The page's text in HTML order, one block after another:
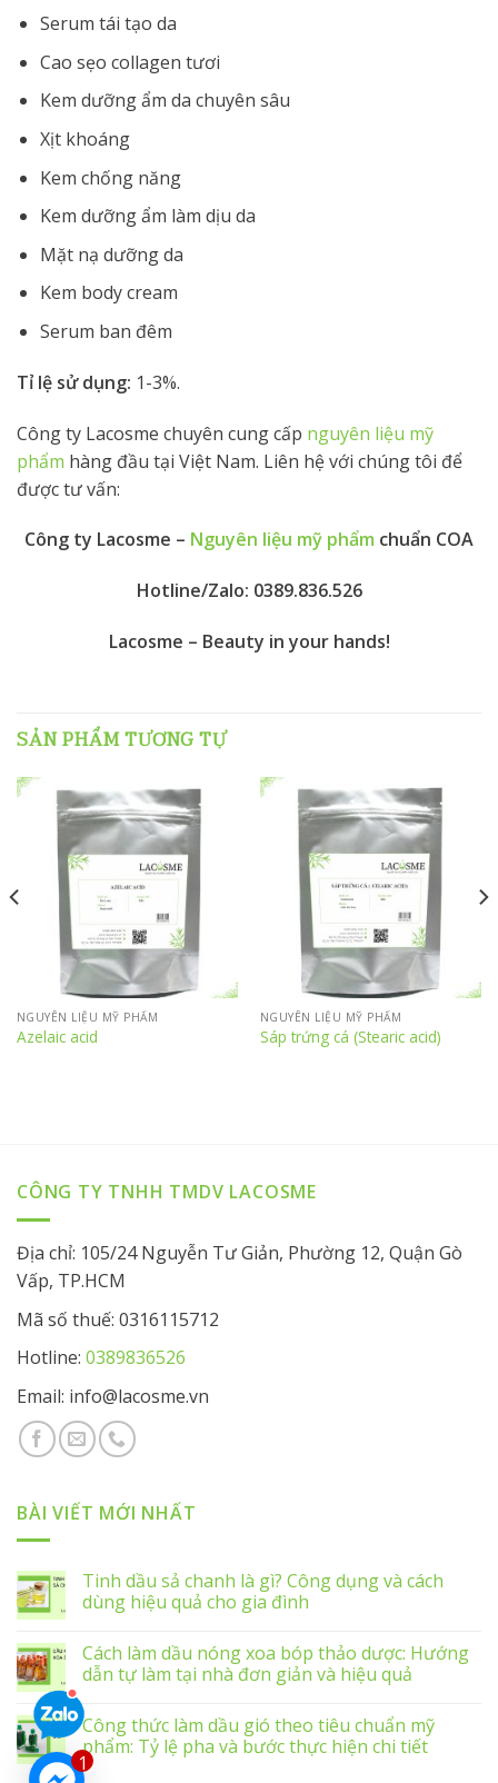
Serum tái tạo da
Cao sẹo collagen tươi
Kem dưỡng ẩm da chuyên sâu
Xịt khoáng
Kem chống năng
Kem dưỡng ẩm làm dịu da
Mặt nạ dưỡng da
Kem body cream
Serum ban đêm
Tỉ lệ sử dụng: 1-3%.
Công ty Lacosme chuyên cung cấp nguyên liệu mỹ
phẩm hàng đầu tại Việt Nam. Liên hệ với chúng tôi để
được tư vấn:
Công ty Lacosme – Nguyên liệu mỹ phẩm chuẩn COA
Hotline/Zalo: 0389.836.526
Lacosme – Beauty in your hands!
SẢN PHẨM TƯƠNG TỰ
NGUYÊN LIỆU MỸ PHẨM
Azelaic acid
NGUYÊN LIỆU MỸ PHẨM
Sáp trứng cá (Stearic acid)
CÔNG TY TNHH TMDV LACOSME
Địa chỉ: 105/24 Nguyễn Tư Giản, Phường 12, Quận Gò
Vấp, TP.HCM
Mã số thuế: 0316115712
Hotline: 0389836526
Email: info@lacosme.vn
BÀI VIẾT MỚI NHẤT
Tinh dầu sả chanh là gì? Công dụng và cách
dùng hiệu quả cho gia đình
Cách làm dầu nóng xoa bóp thảo dược: Hướng
dẫn tự làm tại nhà đơn giản và hiệu quả
Công thức làm dầu gió theo tiêu chuẩn mỹ
phẩm: Tỷ lệ pha và bước thực hiện chi tiết
1